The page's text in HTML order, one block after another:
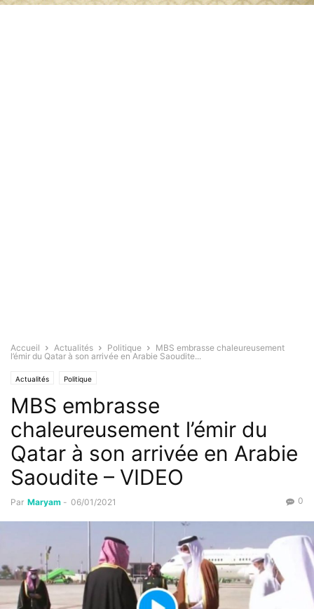
Accueil Actualités Politique
MBS embrasse chaleureusement
l’émir du Qatar à son arrivée en Arabie Saoudite...
Actualités Politique
MBS embrasse
chaleureusement l’émir du
Qatar à son arrivée en Arabie
Saoudite – VIDEO
Par Maryam - 06/01/2021 0